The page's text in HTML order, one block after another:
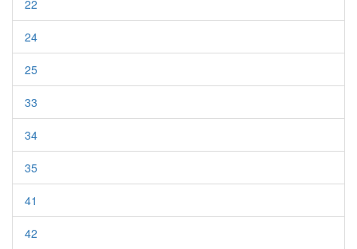
22
24
25
33
34
35
41
42